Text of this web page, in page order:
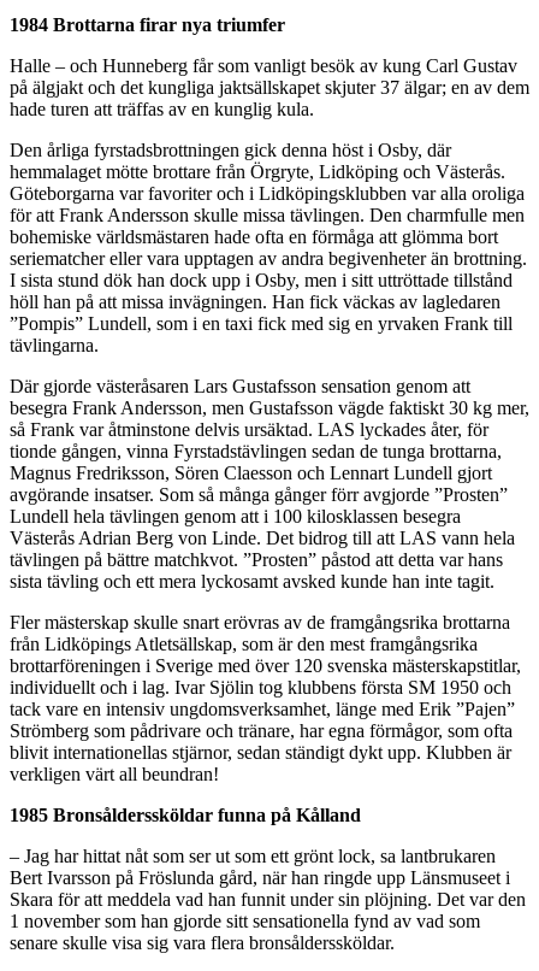
1984 Brottarna firar nya triumfer
Halle – och Hunneberg får som vanligt besök av kung Carl Gustav
på älgjakt och det kungliga jaktsällskapet skjuter 37 älgar; en av dem
hade turen att träffas av en kunglig kula.
Den årliga fyrstadsbrottningen gick denna höst i Osby, där
hemmalaget mötte brottare från Örgryte, Lidköping och Västerås.
Göteborgarna var favoriter och i Lidköpingsklubben var alla oroliga
för att Frank Andersson skulle missa tävlingen. Den charmfulle men
bohemiske världsmästaren hade ofta en förmåga att glömma bort
seriematcher eller vara upptagen av andra begivenheter än brottning.
I sista stund dök han dock upp i Osby, men i sitt uttröttade tillstånd
höll han på att missa invägningen. Han fick väckas av lagledaren
”Pompis” Lundell, som i en taxi fick med sig en yrvaken Frank till
tävlingarna.
Där gjorde västeråsaren Lars Gustafsson sensation genom att
besegra Frank Andersson, men Gustafsson vägde faktiskt 30 kg mer,
så Frank var åtminstone delvis ursäktad. LAS lyckades åter, för
tionde gången, vinna Fyrstadstävlingen sedan de tunga brottarna,
Magnus Fredriksson, Sören Claesson och Lennart Lundell gjort
avgörande insatser. Som så många gånger förr avgjorde ”Prosten”
Lundell hela tävlingen genom att i 100 kilosklassen besegra
Västerås Adrian Berg von Linde. Det bidrog till att LAS vann hela
tävlingen på bättre matchkvot. ”Prosten” påstod att detta var hans
sista tävling och ett mera lyckosamt avsked kunde han inte tagit.
Fler mästerskap skulle snart erövras av de framgångsrika brottarna
från Lidköpings Atletsällskap, som är den mest framgångsrika
brottarföreningen i Sverige med över 120 svenska mästerskapstitlar,
individuellt och i lag. Ivar Sjölin tog klubbens första SM 1950 och
tack vare en intensiv ungdomsverksamhet, länge med Erik ”Pajen”
Strömberg som pådrivare och tränare, har egna förmågor, som ofta
blivit internationellas stjärnor, sedan ständigt dykt upp. Klubben är
verkligen värt all beundran!
1985 Bronsålderssköldar funna på Kålland
– Jag har hittat nåt som ser ut som ett grönt lock, sa lantbrukaren
Bert Ivarsson på Fröslunda gård, när han ringde upp Länsmuseet i
Skara för att meddela vad han funnit under sin plöjning. Det var den
1 november som han gjorde sitt sensationella fynd av vad som
senare skulle visa sig vara flera bronsålderssköldar.